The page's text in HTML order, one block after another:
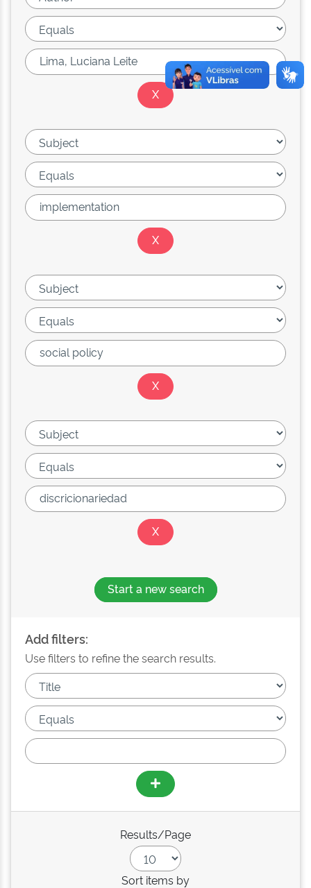
Start a new search
Add filters:
Use filters to refine the search results.
Results/Page
Sort items by